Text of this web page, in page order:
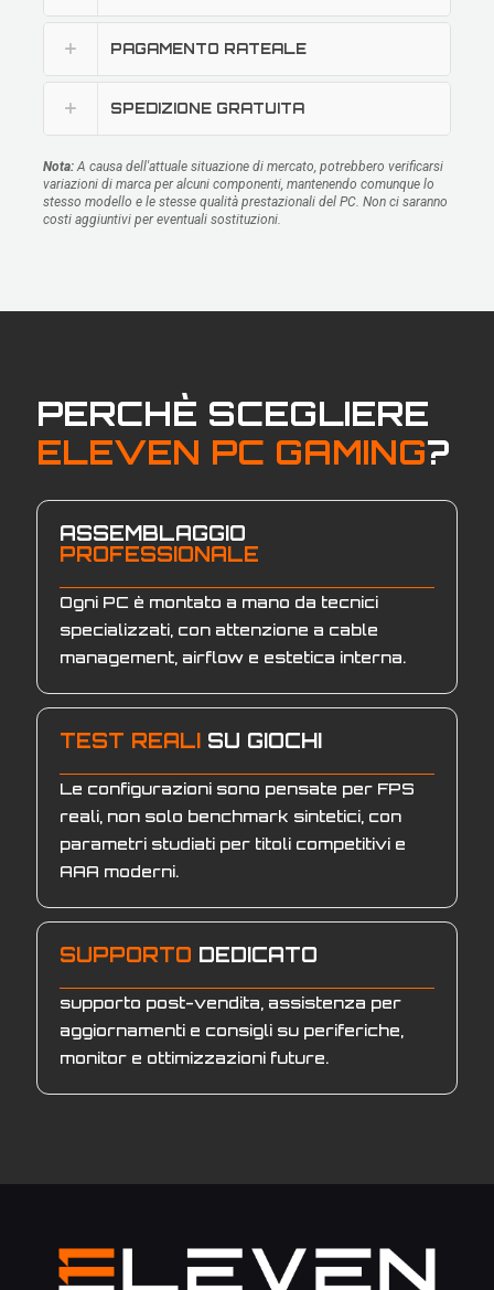
PAGAMENTO RATEALE
SPEDIZIONE GRATUITA
Nota:A causa dell'attuale situazione di mercato, potrebbero verificarsi
variazioni di marca per alcuni componenti, mantenendo comunque lo
stesso modello e le stesse qualità prestazionali del PC. Non ci saranno
costi aggiuntivi per eventuali sostituzioni.
PERCHÈ SCEGLIERE
ELEVEN PC GAMING?
ASSEMBLAGGIO
PROFESSIONALE
Ogni PC è montato a mano da tecnici
specializzati, con attenzione a cable
management, airflow e estetica interna.
TEST REALI SU GIOCHI
Le configurazioni sono pensate per FPS
reali, non solo benchmark sintetici, con
parametri studiati per titoli competitivi e
AAA moderni.
SUPPORTO DEDICATO
supporto post-vendita, assistenza per
aggiornamenti e consigli su periferiche,
monitor e ottimizzazioni future.